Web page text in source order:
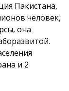
Пакистана,
человек,
она
и 2